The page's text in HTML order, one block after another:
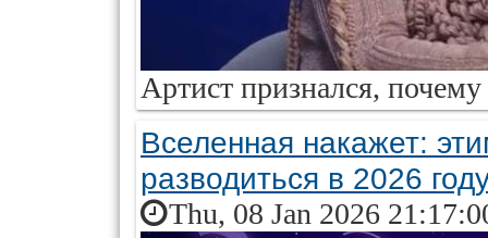
Артист признался,
Вселенная накажет:
разводиться в 2026
Thu, 08 Jan 2026